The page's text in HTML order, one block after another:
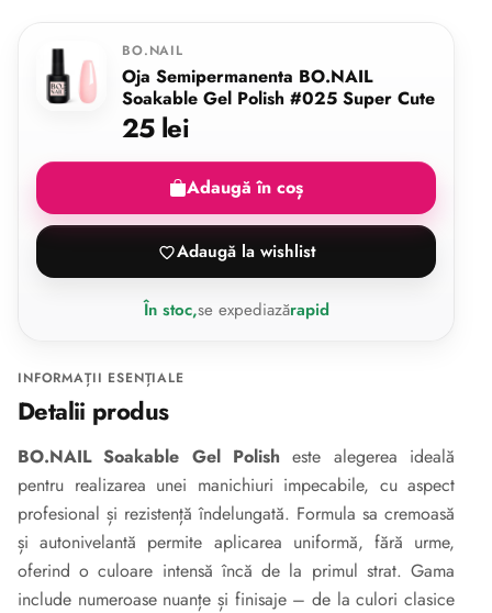
BO.NAIL
Oja Semipermanenta BO.NAIL
Soakable Gel Polish #025 Super Cute
25 lei
Adaugă în coș
Adaugă la wishlist
În stoc,se expediazărapid
INFORMAȚII ESENȚIALE
Detalii produs
BO.NAIL Soakable Gel Polish este alegerea ideală
pentru realizarea unei manichiuri impecabile, cu aspect
profesional și rezistență îndelungată. Formula sa cremoasă
și autonivelantă permite aplicarea uniformă, fără urme,
oferind o culoare intensă încă de la primul strat. Gama
include numeroase nuanțe și finisaje – de la culori clasice